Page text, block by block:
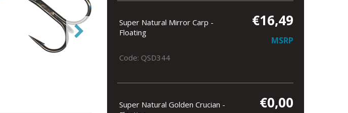
Super Natural Mirror Carp -
Floating
€16,49
MSRP
Code: QSD344
Super Natural Golden Crucian -
€0,00